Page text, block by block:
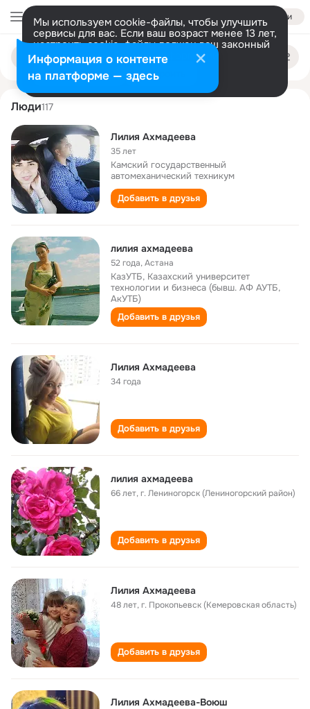
Войти
Мы используем cookie-файлы, чтобы улучшить
сервисы для вас. Если ваш возраст менее 13 лет,
настроить cookie-файлы должен ваш законный
представитель. Больше информации
Разрешить все Настроить
Поиск
людям
liliya akhmadeeva
Люди117
Лилия Ахмадеева
35 лет
Камский государственный
автомеханический техникум
Добавить в друзья
лилия ахмадеева
52 года,Астана
КазУТБ, Казахский университет
технологии и бизнеса (бывш. АФ АУТБ,
АкУТБ)
Добавить в друзья
Лилия Ахмадеева
34 года
Добавить в друзья
лилия ахмадеева
66 лет,г. Лениногорск (Лениногорский район)
Добавить в друзья
Лилия Ахмадеева
48 лет,г. Прокопьевск (Кемеровская область)
Добавить в друзья
Лилия Ахмадеева-Воюш
Информация о контенте
на платформе — здесь